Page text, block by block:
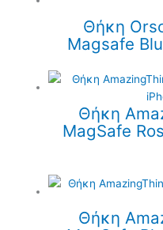
Θήκη
Magsafe
Θήκη
MagSafe
Θήκη